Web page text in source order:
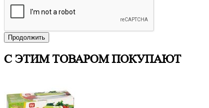
Продолжить
С ЭТИМ ТОВАРОМ ПОКУПАЮТ